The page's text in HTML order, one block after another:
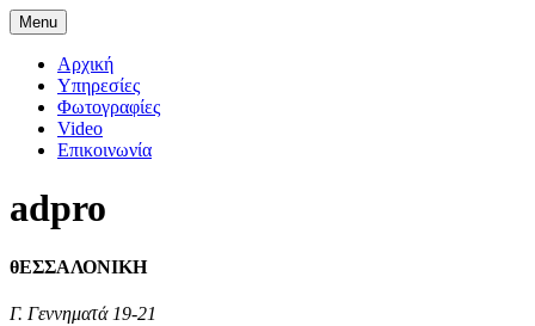
Menu
Αρχική
Υπηρεσίες
Φωτογραφίες
Video
Επικοινωνία
adpro
θΕΣΣΑΛΟΝΙΚΗ
Γ. Γεννηματά 19-21